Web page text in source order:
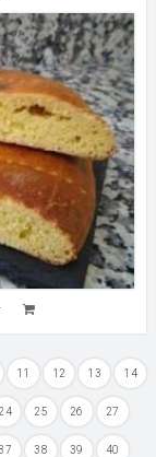
11 12 13 14
24 25 26 27
38 39 40